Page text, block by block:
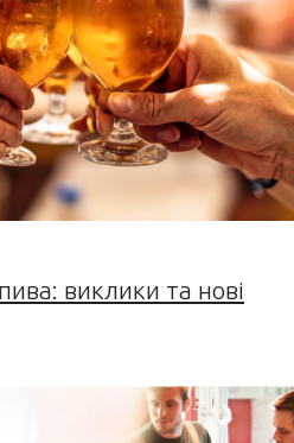
виклики та нові